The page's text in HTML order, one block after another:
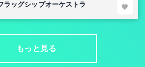
ラッグシップオーケストラ
もっと見る